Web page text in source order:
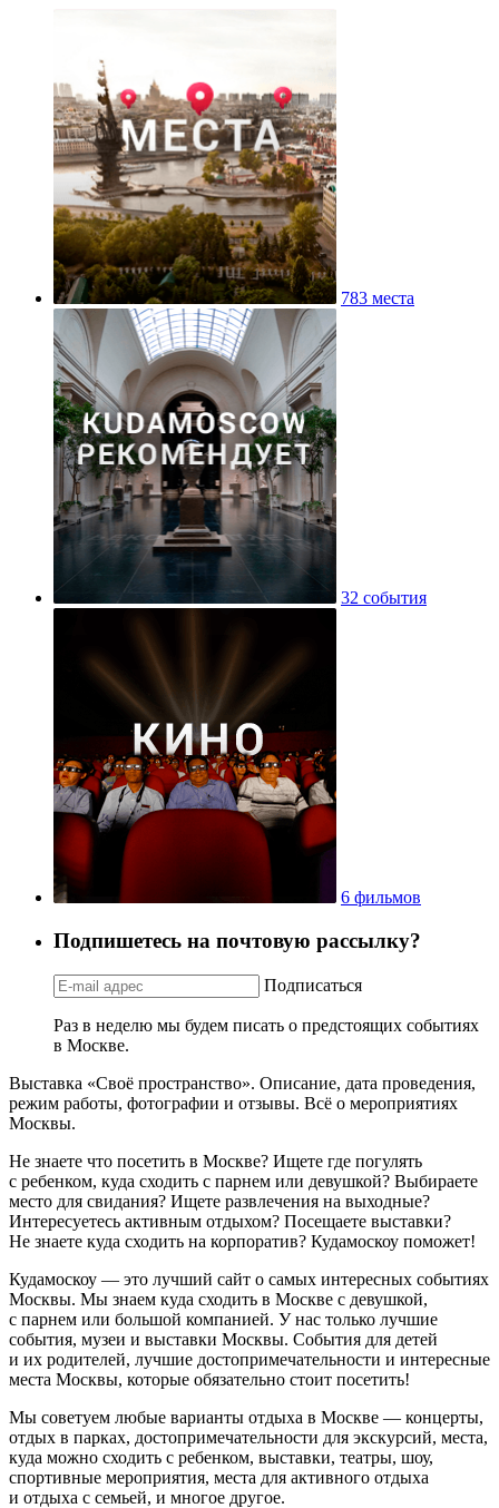
783 места
32 события
6 фильмов
Подпишетесь на почтовую рассылку?
Подписаться
Раз в неделю мы будем писать о предстоящих событиях
в Москве.
Выставка «Своё пространство». Описание, дата проведения,
режим работы, фотографии и отзывы. Всё о мероприятиях
Москвы.
Не знаете что посетить в Москве? Ищете где погулять
с ребенком, куда сходить с парнем или девушкой? Выбираете
место для свидания? Ищете развлечения на выходные?
Интересуетесь активным отдыхом? Посещаете выставки?
Не знаете куда сходить на корпоратив? Кудамоскоу поможет!
Кудамоскоу — это лучший сайт о самых интересных событиях
Москвы. Мы знаем куда сходить в Москве с девушкой,
с парнем или большой компанией. У нас только лучшие
события, музеи и выставки Москвы. События для детей
и их родителей, лучшие достопримечательности и интересные
места Москвы, которые обязательно стоит посетить!
Мы советуем любые варианты отдыха в Москве — концерты,
отдых в парках, достопримечательности для экскурсий, места,
куда можно сходить с ребенком, выставки, театры, шоу,
спортивные мероприятия, места для активного отдыха
и отдыха с семьей, и многое другое.